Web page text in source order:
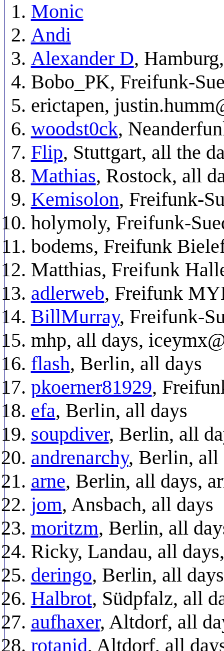
Monic
Andi
Alexander D,
Bobo_PK, Freifunk-
erictapen,
woodst0ck,
Flip, Stuttgart, all the
Mathias, Rostock, all
Kemisolon, Freifunk-
holymoly, Freifunk-
bodems, Freifunk
Matthias, Freifunk
adlerweb, Freifunk
BillMurray, Freifunk-
mhp, all days,
flash, Berlin, all days
pkoerner81929,
efa, Berlin, all days
soupdiver, Berlin, all
andrenarchy, Berlin, all
arne, Berlin, all days,
jom, Ansbach, all days
moritzm, Berlin, all
Ricky, Landau, all
deringo, Berlin, all
Halbrot, Südpfalz, all
aufhaxer, Altdorf, all
rotanid, Altdorf, all